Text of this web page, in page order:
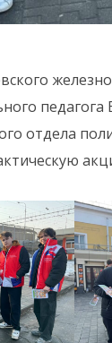
педагога
отдела